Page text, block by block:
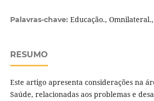
Palavras-chave: Educação.,
RESUMO
Este artigo apresenta considerações na
Saúde, relacionadas aos problemas e